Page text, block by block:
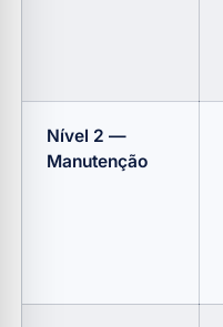
Nível 2 —
Manutenção